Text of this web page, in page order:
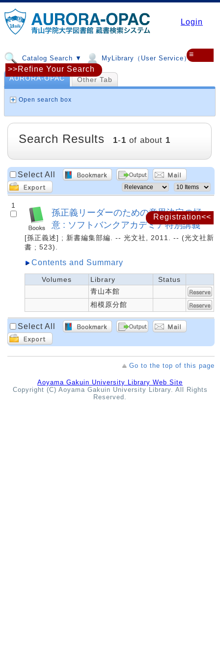
Login
Catalog Search ▼ MyLibrary（User Service）▼
≡
Registration<<
AURORA-OPAC Other Tab
Open search box
>>Refine Your Search
Search Results 1-1 of about 1
Select All
1
孫正義リーダーのための意思決定の極
意 : ソフトバンクアカデミア特別講義
[孫正義述] ; 新書編集部編. -- 光文社, 2011. -- (光文社新
書 ; 523).
Contents and Summary
Volumes Library
Status
青山本館
相模原分館
Select All
Go to the top of this page
Aoyama Gakuin University Library Web Site
Copyright (C) Aoyama Gakuin University Library. All Rights
Reserved.